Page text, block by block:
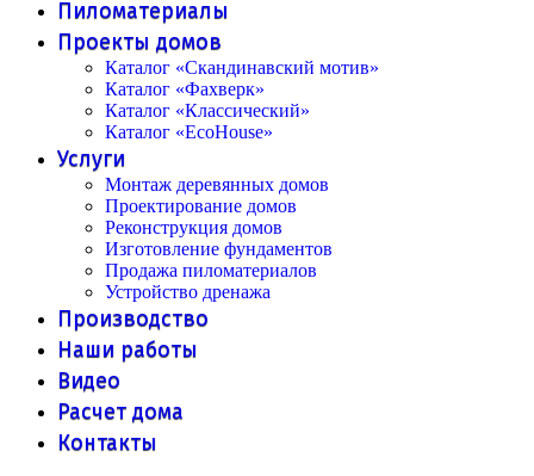
Пиломатериалы
Проекты домов
Каталог «Скандинавский мотив»
Каталог «Фахверк»
Каталог «Классический»
Каталог «EcoHouse»
Услуги
Монтаж деревянных домов
Проектирование домов
Реконструкция домов
Изготовление фундаментов
Продажа пиломатериалов
Устройство дренажа
Производство
Наши работы
Видео
Расчет дома
Контакты